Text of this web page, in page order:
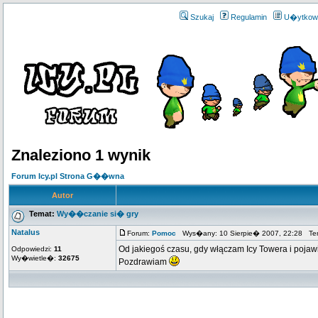
Szukaj Regulamin
Znaleziono 1 wynik
Forum Icy.pl Strona G��wna
Autor
Temat: Wy��czanie si� gry
Natalus
Odpowiedzi: 11
Wy�wietle�: 32675
Forum: Pomoc Wys�any: 10 Sierpie� 2007, 22:28
Od jakiegoś czasu, gdy włączam Icy Towera i
Pozdrawiam